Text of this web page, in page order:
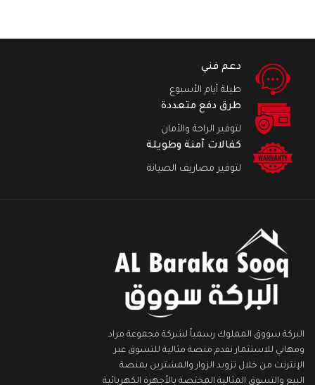
دعم فني
طيلة أيام الأسبوع
طرق دفع متعددة
لتوفير الراحة والأمان
كفالات آمنة وطويلة
لتوفير مصاريف الصيانة
البركة سووق المملوك رسمياً لشركة مجموعة مراد
ومهاني للاستثمار نقدم منصة مثالية للتسوق عبر
الإنترنت من خلال تزويد الزوار والمشترين بمنصة
البيع والتسوق المثالية المختصة بالأجهزة الكهربائية